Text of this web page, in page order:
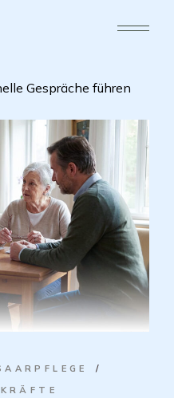
Gespräche führen